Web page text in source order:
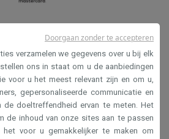
Privacy
Disclaimer
verzamelen we gegevens over u bij elk
ons in staat om u de aanbiedingen
voor u het meest relevant zijn en om u,
gepersonaliseerde communicatie en
de doeltreffendheid ervan te meten. Het
de inhoud van onze sites aan te passen
het voor u gemakkelijker te maken om
Doorgaan zonder te accepteren